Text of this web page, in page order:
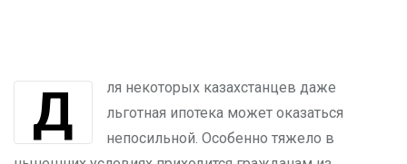
Для некоторых казахстанцев даже
льготная ипотека может оказаться
непосильной. Особенно тяжело в